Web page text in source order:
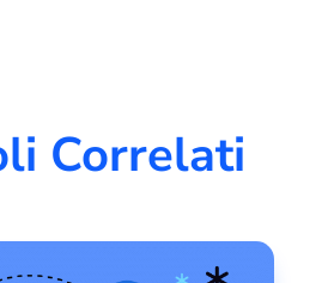
Correlati